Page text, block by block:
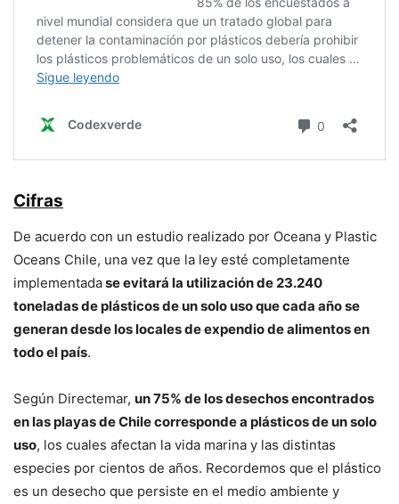
Cifras
De acuerdo con un estudio realizado por Oceana y Plastic
Oceans Chile, una vez que la ley esté completamente
implementadase evitará la utilización de 23.240
toneladas de plásticos de un solo uso que cada año se
generan desde los locales de expendio de alimentos en
todo el país.
Según Directemar, un 75% de los desechos encontrados
en las playas de Chile corresponde a plásticos de un solo
uso, los cuales afectan la vida marina y las distintas
especies por cientos de años. Recordemos que el plástico
es un desecho que persiste en el medio ambiente y